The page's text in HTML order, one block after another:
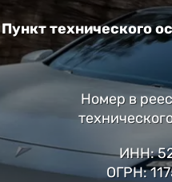
Пункт технического
Номер в
ИНН:
ОГРН: